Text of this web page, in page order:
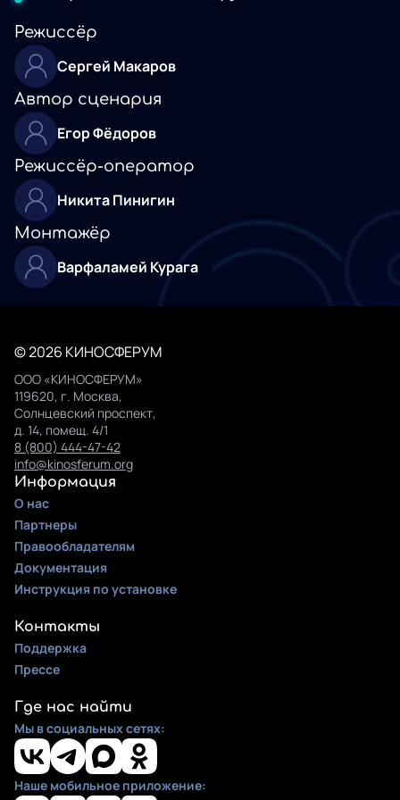
Режиссёр
Сергей Макаров
Автор сценария
Егор Фёдоров
Режиссёр-оператор
Никита Пинигин
Монтажёр
Варфаламей Курага
© 2026 КИНОСФЕРУМ
ООО «КИНОСФЕРУМ»
119620, г. Москва,
Солнцевский проспект,
д. 14, помещ. 4/1
8 (800) 444-47-42
info@kinosferum.org
Информация
О нас
Партнеры
Правообладателям
Документация
Инструкция по установке
Контакты
Поддержка
Прессе
Где нас найти
Мы в социальных сетях:
Наше мобильное приложение: